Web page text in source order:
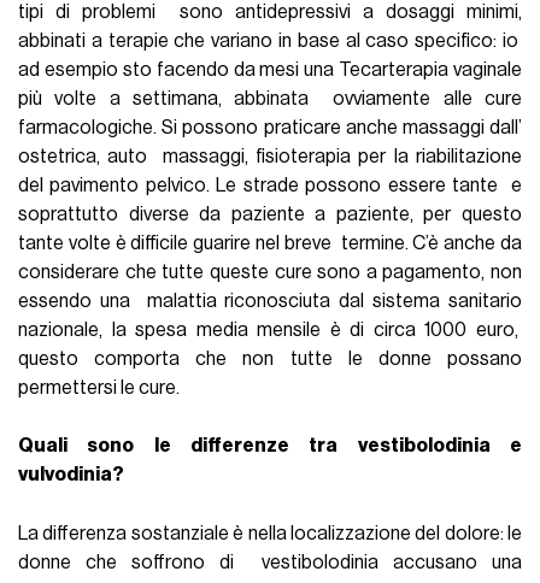
tipi di problemi sono antidepressivi a dosaggi minimi,
abbinati a terapie che variano in base al caso specifico: io
ad esempio sto facendo da mesi una Tecarterapia vaginale
più volte a settimana, abbinata ovviamente alle cure
farmacologiche. Si possono praticare anche massaggi dall’
ostetrica, auto massaggi, fisioterapia per la riabilitazione
del pavimento pelvico. Le strade possono essere tante e
soprattutto diverse da paziente a paziente, per questo
tante volte è difficile guarire nel breve termine. C’è anche da
considerare che tutte queste cure sono a pagamento, non
essendo una malattia riconosciuta dal sistema sanitario
nazionale, la spesa media mensile è di circa 1000 euro,
questo comporta che non tutte le donne possano
permettersi le cure.
Quali sono le differenze tra vestibolodinia e
vulvodinia?
La differenza sostanziale è nella localizzazione del dolore: le
donne che soffrono di vestibolodinia accusano una